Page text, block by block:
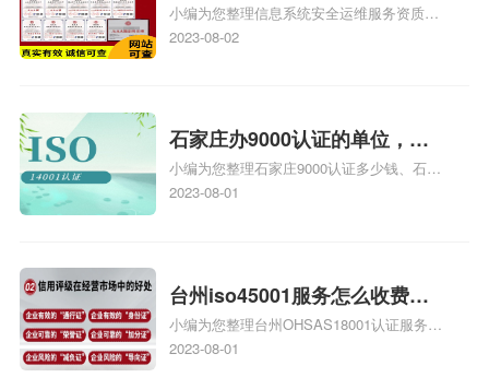
级费用，信息系统安全运维服
务资质二级
小编为您整理信息系统安全运维服务资质认
证证书机构有哪些、安全运维服务资质的费
体系认证知识，详情可查看下方正文！
2023-08-02
石家庄办9000认证的单位，石
家庄9000认证的公司
小编为您整理石家庄9000认证多少钱、石家
庄9000认证价格多少钱、石家庄9000认证
2023-08-01
台州iso45001服务怎么收费，
台州iso45001认证服务怎么收
费
小编为您整理台州OHSAS18001认证服务中
心哪家收费便宜、台州ISO9000认证，哪个
2023-08-01